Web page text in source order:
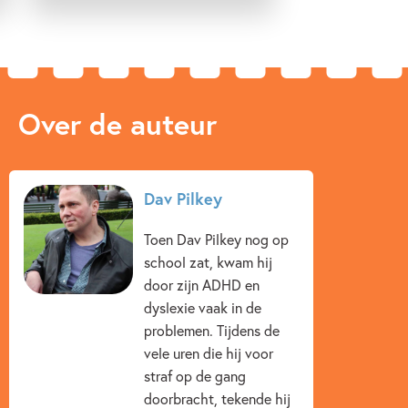
Over de auteur
Dav Pilkey
Toen Dav Pilkey nog op
school zat, kwam hij
door zijn ADHD en
dyslexie vaak in de
problemen. Tijdens de
vele uren die hij voor
straf op de gang
doorbracht, tekende hij